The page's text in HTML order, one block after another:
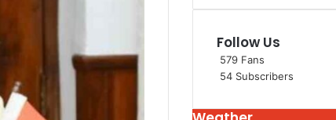
Follow Us
579 Fans
54 Subscribers